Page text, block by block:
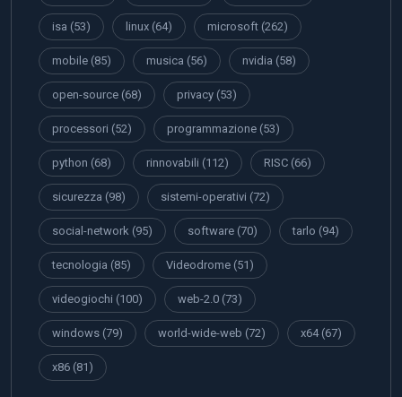
isa (53) linux (64) microsoft (262)
mobile (85) musica (56) nvidia (58)
open-source (68) privacy (53)
processori (52) programmazione (53)
python (68) rinnovabili (112) RISC (66)
sicurezza (98) sistemi-operativi (72)
social-network (95) software (70) tarlo (94)
tecnologia (85) Videodrome (51)
videogiochi (100) web-2.0 (73)
windows (79) world-wide-web (72) x64(67)
x86 (81)